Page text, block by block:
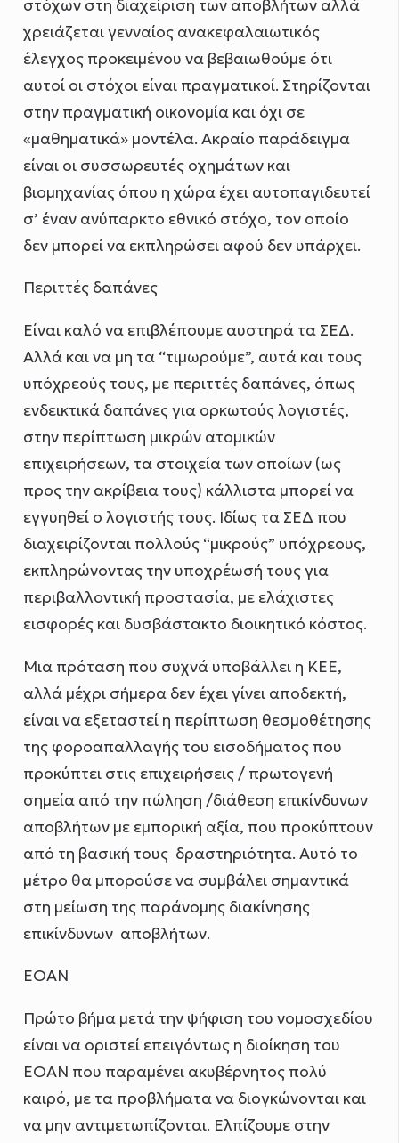
στόχων στη διαχείριση των αποβλήτων αλλά
χρειάζεται γενναίος ανακεφαλαιωτικός
έλεγχος προκειμένου να βεβαιωθούμε ότι
αυτοί οι στόχοι είναι πραγματικοί. Στηρίζονται
στην πραγματική οικονομία και όχι σε
«μαθηματικά» μοντέλα. Ακραίο παράδειγμα
είναι οι συσσωρευτές οχημάτων και
βιομηχανίας όπου η χώρα έχει αυτοπαγιδευτεί
σ’ έναν ανύπαρκτο εθνικό στόχο, τον οποίο
δεν μπορεί να εκπληρώσει αφού δεν υπάρχει.
Περιττές δαπάνες
Είναι καλό να επιβλέπουμε αυστηρά τα ΣΕΔ.
Αλλά και να μη τα “τιμωρούμε”, αυτά και τους
υπόχρεούς τους, με περιττές δαπάνες, όπως
ενδεικτικά δαπάνες για ορκωτούς λογιστές,
στην περίπτωση μικρών ατομικών
επιχειρήσεων, τα στοιχεία των οποίων (ως
προς την ακρίβεια τους) κάλλιστα μπορεί να
εγγυηθεί ο λογιστής τους. Ιδίως τα ΣΕΔ που
διαχειρίζονται πολλούς “μικρούς” υπόχρεους,
εκπληρώνοντας την υποχρέωσή τους για
περιβαλλοντική προστασία, με ελάχιστες
εισφορές και δυσβάστακτο διοικητικό κόστος.
Μια πρόταση που συχνά υποβάλλει η ΚΕΕ,
αλλά μέχρι σήμερα δεν έχει γίνει αποδεκτή,
είναι να εξεταστεί η περίπτωση θεσμοθέτησης
της φοροαπαλλαγής του εισοδήματος που
προκύπτει στις επιχειρήσεις / πρωτογενή
σημεία από την πώληση /διάθεση επικίνδυνων
αποβλήτων με εμπορική αξία, που προκύπτουν
από τη βασική τους δραστηριότητα. Αυτό το
μέτρο θα μπορούσε να συμβάλει σημαντικά
στη μείωση της παράνομης διακίνησης
επικίνδυνων αποβλήτων.
ΕΟΑΝ
Πρώτο βήμα μετά την ψήφιση του νομοσχεδίου
είναι να οριστεί επειγόντως η διοίκηση του
ΕΟΑΝ που παραμένει ακυβέρνητος πολύ
καιρό, με τα προβλήματα να διογκώνονται και
να μην αντιμετωπίζονται. Ελπίζουμε στην